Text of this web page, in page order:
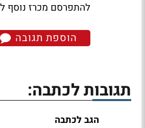
להתפרסם מכרז נוסף להארכת כביש 6 דרומה, בקטע
הוספת תגובה
תגובות לכתבה:
הגב לכתבה